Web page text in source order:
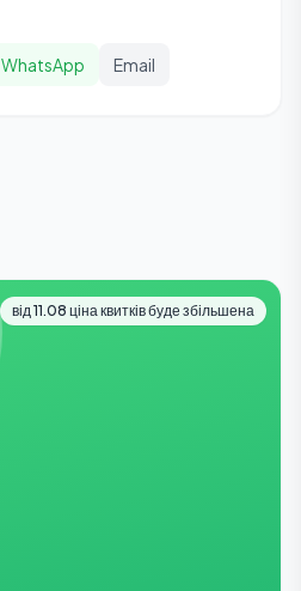
WhatsApp Email
від 11.08 ціна квитків буде збільшена